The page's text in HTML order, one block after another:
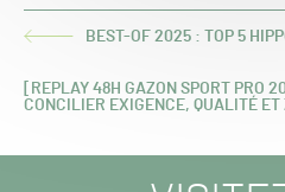
ARTICLEBEST-OF 2025 : TOP 5
ARTICLE
[REPLAY 48H GAZON SPORT PRO
CONCILIER EXIGENCE, QUALITÉ ET